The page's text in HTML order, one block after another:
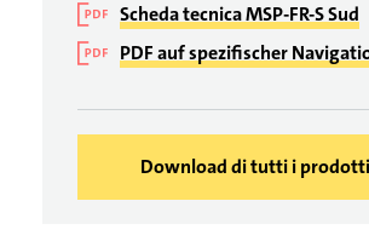
Scheda tecnica MSP-FR-S Sud
PDF auf spezifischer
Download di tutti i prodotti